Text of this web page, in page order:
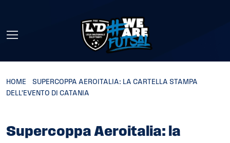
HOME
SUPERCOPPA AEROITALIA: LA CARTELLA STAMPA
DELL’EVENTO DI CATANIA
Supercoppa Aeroitalia: la